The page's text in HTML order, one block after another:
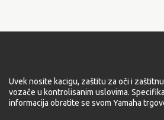
Uvek nosite kacigu, zaštitu za oči i
vozače u kontrolisanim uslovima.
informacija obratite se svom Yamaha